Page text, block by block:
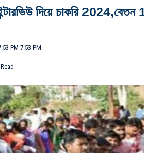
দিয়ে চাকরি
PM 7:53 PM